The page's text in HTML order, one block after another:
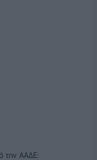
την ΑΑΔΕ: